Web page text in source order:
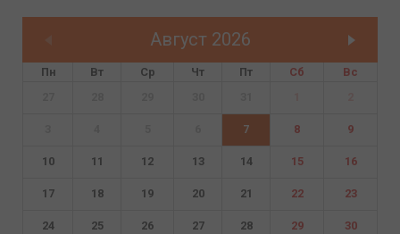
Август 2026
Пн Вт Ср Чт Пт Сб
Вс
7 8 9
10 11 12 13 14 15 16
17 18 19 20 21 22 23
24 25 26 27 28 29 30